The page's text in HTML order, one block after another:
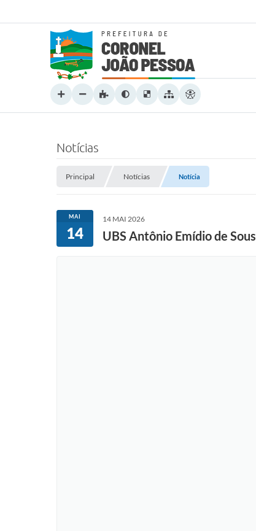
Notícias
Principal Notícias Notícia
MAI
14
14 MAI 2026
UBS Antônio Emídio de